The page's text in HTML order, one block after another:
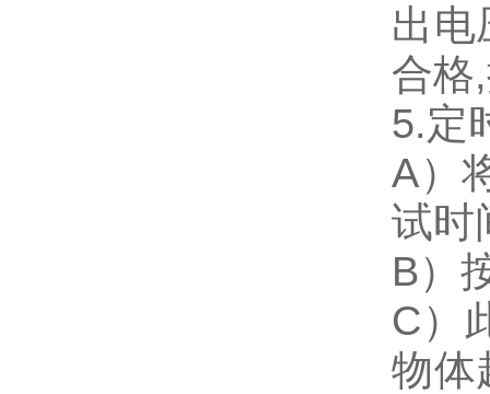
出电
合格
5.定
A）
试时
B）
C）
物体